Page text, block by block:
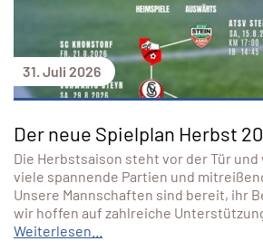
31. Juli 2026
Der neue Spielplan Herbst
Die Herbstsaison steht vor der Tür
viele spannende Partien und
Unsere Mannschaften sind bereit, ihr
wir hoffen auf zahlreiche
Weiterlesen...